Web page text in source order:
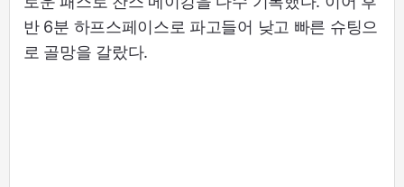
반 6분 하프스페이스로 파고들어 낮고 빠른 슈팅으
로 골망을 갈랐다.